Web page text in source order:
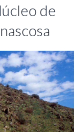
de